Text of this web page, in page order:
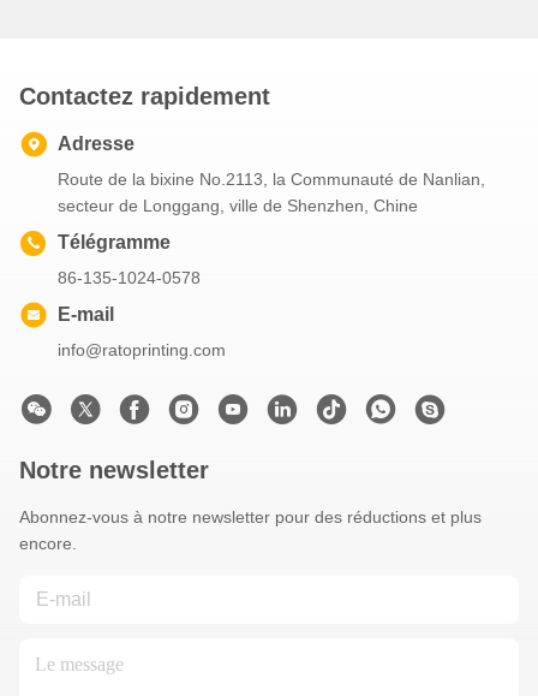
Contactez rapidement
Adresse
Route de la bixine No.2113, la Communauté de Nanlian,
secteur de Longgang, ville de Shenzhen, Chine
Télégramme
86-135-1024-0578
E-mail
info@ratoprinting.com
Notre newsletter
Abonnez-vous à notre newsletter pour des réductions et plus
encore.